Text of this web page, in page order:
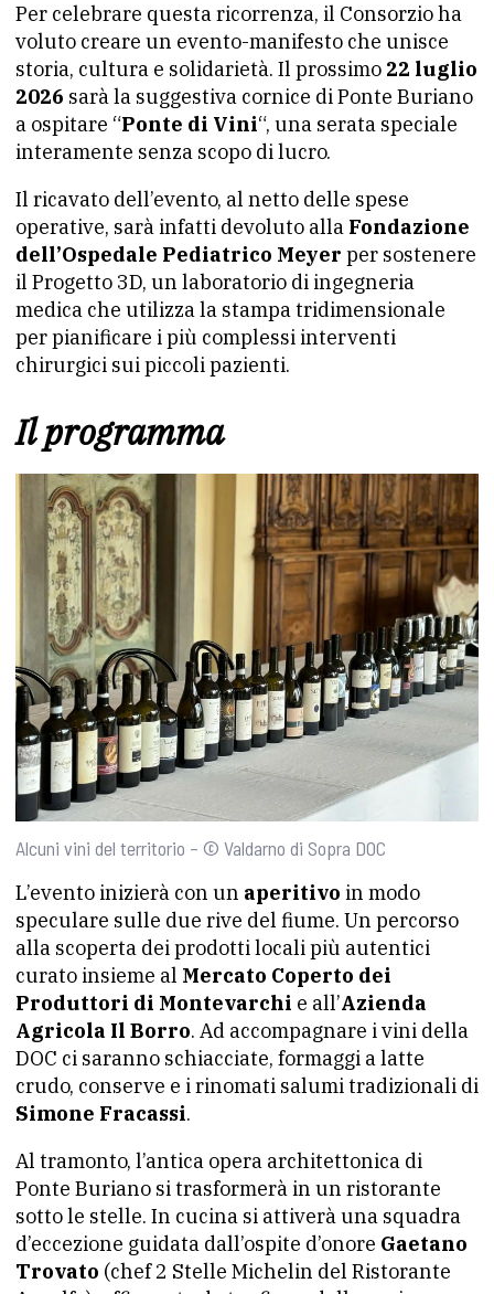
Per celebrare questa ricorrenza, il Consorzio ha
voluto creare un evento-manifesto che unisce
storia, cultura e solidarietà. Il prossimo 22 luglio
2026 sarà la suggestiva cornice di Ponte Buriano
a ospitare “Ponte di Vini“, una serata speciale
interamente senza scopo di lucro.
Il ricavato dell’evento, al netto delle spese
operative, sarà infatti devoluto alla Fondazione
dell’Ospedale Pediatrico Meyer per sostenere
il Progetto 3D, un laboratorio di ingegneria
medica che utilizza la stampa tridimensionale
per pianificare i più complessi interventi
chirurgici sui piccoli pazienti.
Il programma
Alcuni vini del territorio – © Valdarno di Sopra DOC
L’evento inizierà con un aperitivo in modo
speculare sulle due rive del fiume. Un percorso
alla scoperta dei prodotti locali più autentici
curato insieme al Mercato Coperto dei
Produttori di Montevarchi e all’Azienda
Agricola Il Borro. Ad accompagnare i vini della
DOC ci saranno schiacciate, formaggi a latte
crudo, conserve e i rinomati salumi tradizionali di
Simone Fracassi.
Al tramonto, l’antica opera architettonica di
Ponte Buriano si trasformerà in un ristorante
sotto le stelle. In cucina si attiverà una squadra
d’eccezione guidata dall’ospite d’onore Gaetano
Trovato (chef 2 Stelle Michelin del Ristorante